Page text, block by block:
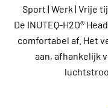
Sport | Werk | Vrije
De INUTEQ-H2O®
comfortabel af. Het
aan, afhankelijk